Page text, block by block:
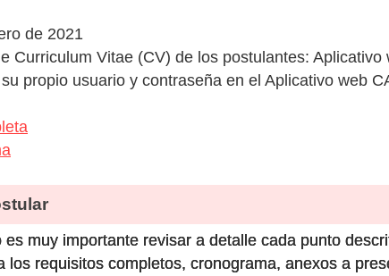
de 2021
Curriculum Vitae (CV) de los postulantes:
propio usuario y contraseña en el Aplicativo web
muy importante revisar a detalle cada punto
los requisitos completos, cronograma, anexos a